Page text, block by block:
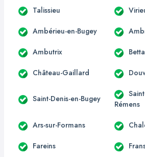
Talissieu
Ambérieu-en-Bugey
Ambutrix
Château-Gaillard
Saint-Denis-en-Bugey
Rémens
Ars-sur-Formans
Fareins